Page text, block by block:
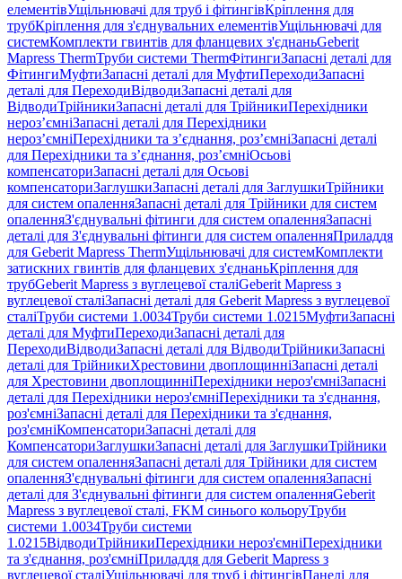
елементівУщільнювачі для труб і фітингівКріплення для
трубКріплення для з'єднувальних елементівУщільнювачі для
системКомплекти гвинтів для фланцевих з'єднаньGeberit
Mapress ThermТруби системи ThermФітингиЗапасні деталі для
ФітингиМуфтиЗапасні деталі для МуфтиПереходиЗапасні
деталі для ПереходиВідводиЗапасні деталі для
ВідводиТрійникиЗапасні деталі для ТрійникиПерехідники
нероз’ємніЗапасні деталі для Перехідники
нероз’ємніПерехідники та з’єднання, роз’ємніЗапасні деталі
для Перехідники та з’єднання, роз’ємніОсьові
компенсаториЗапасні деталі для Осьові
компенсаториЗаглушкиЗапасні деталі для ЗаглушкиТрійники
для систем опаленняЗапасні деталі для Трійники для систем
опаленняЗ'єднувальні фітинги для систем опаленняЗапасні
деталі для З'єднувальні фітинги для систем опаленняПриладдя
для Geberit Mapress ThermУщільнювачі для системКомплекти
затискних гвинтів для фланцевих з'єднаньКріплення для
трубGeberit Mapress з вуглецевої сталіGeberit Mapress з
вуглецевої сталіЗапасні деталі для Geberit Mapress з вуглецевої
сталіТруби системи 1.0034Труби системи 1.0215МуфтиЗапасні
деталі для МуфтиПереходиЗапасні деталі для
ПереходиВідводиЗапасні деталі для ВідводиТрійникиЗапасні
деталі для ТрійникиХрестовини двоплощинніЗапасні деталі
для Хрестовини двоплощинніПерехідники нероз'ємніЗапасні
деталі для Перехідники нероз'ємніПерехідники та з'єднання,
роз'ємніЗапасні деталі для Перехідники та з'єднання,
роз'ємніКомпенсаториЗапасні деталі для
КомпенсаториЗаглушкиЗапасні деталі для ЗаглушкиТрійники
для систем опаленняЗапасні деталі для Трійники для систем
опаленняЗ'єднувальні фітинги для систем опаленняЗапасні
деталі для З'єднувальні фітинги для систем опаленняGeberit
Mapress з вуглецевої сталі, FKM синього кольоруТруби
системи 1.0034Труби системи
1.0215ВідводиТрійникиПерехідники нероз'ємніПерехідники
та з'єднання, роз'ємніПриладдя для Geberit Mapress з
вуглецевої сталіУщільнювачі для труб і фітингівПанелі для